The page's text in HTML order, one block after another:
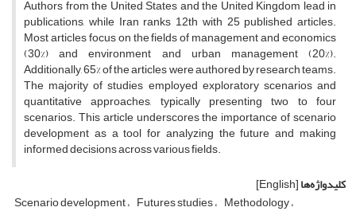
Authors from the United States and the United Kingdom lead in
publications, while Iran ranks 12th with 25 published articles.
Most articles focus on the fields of management and economics
(30%) and environment and urban management (20%).
Additionally, 65% of the articles were authored by research teams.
The majority of studies employed exploratory scenarios and
quantitative approaches, typically presenting two to four
scenarios. This article underscores the importance of scenario
development as a tool for analyzing the future and making
informed decisions across various fields.
کلیدواژه‌ها[English]
Scenario development Futures studies Methodology